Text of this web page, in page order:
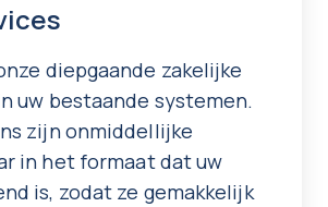
diepgaande zakelijke
uw bestaande systemen.
zijn onmiddellijke
in het formaat dat uw
is, zodat ze gemakkelijk